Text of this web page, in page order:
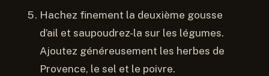
Hachez finement la deuxième gousse
d’ail et saupoudrez-la sur les légumes.
Ajoutez généreusement les herbes de
Provence, le sel et le poivre.